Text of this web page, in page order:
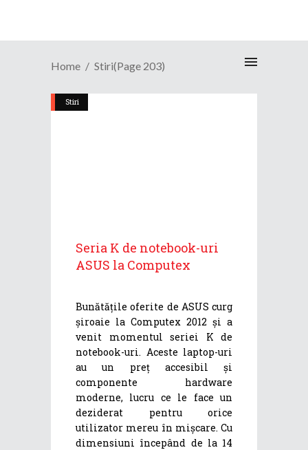
Home Stiri(Page 203)
Stiri
Seria K de notebook-uri
ASUS la Computex
Bunătățile oferite de ASUS curg
șiroaie la Computex 2012 și a
venit momentul seriei K de
notebook-uri. Aceste laptop-uri
au un preț accesibil și
componente hardware
moderne, lucru ce le face un
deziderat pentru orice
utilizator mereu în mișcare. Cu
dimensiuni începând de la 14